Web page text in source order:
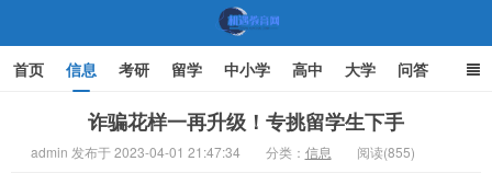
首页 信息 考研 留学 中小学 高中 大学 问答
家庭教育
诈骗花样一再升级！专挑留学生下手
admin 发布于 2023-04-01 21:47:34 分类： 信息 阅读(855)